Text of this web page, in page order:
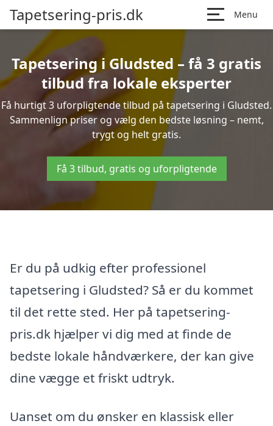
Tapetsering-pris.dk Menu
Tapetsering i Gludsted – få 3 gratis
tilbud fra lokale eksperter
Få hurtigt 3 uforpligtende tilbud på tapetsering i Gludsted.
Sammenlign priser og vælg den bedste løsning – nemt,
trygt og helt gratis.
Få 3 tilbud, gratis og uforpligtende
Er du på udkig efter professionel
tapetsering i Gludsted? Så er du kommet
til det rette sted. Her på tapetsering-
pris.dk hjælper vi dig med at finde de
bedste lokale håndværkere, der kan give
dine vægge et friskt udtryk.
Uanset om du ønsker en klassisk eller